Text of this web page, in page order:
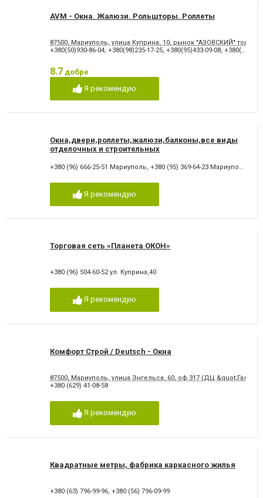
AVM - Окна. Жалюзи. Рольшторы. Роллеты
87500, Мариуполь, улица Куприна, 10, рынок "АЗОВСКИЙ"
+380(50)930-86-04, +380(98)235-17-25, +380(95)433-09-08, +380(96)895-98-71
8.7 добре
Я рекомендую
Окна,двери,роллеты,жалюзи,балконы,все виды
отделочных и строительных
+380 (96) 666-25-51 Мариуполь, +380 (95) 369-64-23 Мариуполь
Я рекомендую
Торговая сеть «Планета ОКОН»
+380 (96) 504-60-52 ул. Куприна,40
Я рекомендую
Комфорт Строй / Deutsсh - Окна
87500, Мариуполь, улица Энгельса, 60, оф.317 (ДЦ
+380 (629) 41-08-58
Я рекомендую
Квадратные метры, фабрика каркасного жилья
+380 (63) 796-99-96, +380 (56) 796-09-99